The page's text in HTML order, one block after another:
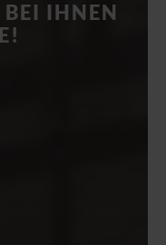
IHNEN